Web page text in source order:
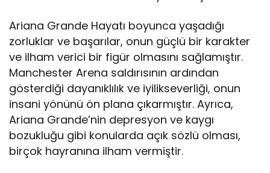
Ariana Grande Hayatı boyunca yaşadığı
zorluklar ve başarılar, onun güçlü bir karakter
ve ilham verici bir figür olmasını sağlamıştır.
Manchester Arena saldırısının ardından
gösterdiği dayanıklılık ve iyilikseverliği, onun
insani yönünü ön plana çıkarmıştır. Ayrıca,
Ariana Grande’nin depresyon ve kaygı
bozukluğu gibi konularda açık sözlü olması,
birçok hayranına ilham vermiştir.